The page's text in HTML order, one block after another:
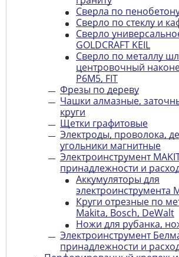
Сверла по
Сверло по стеклу и
Сверло
GOLDCRAFT KEIL
Сверло по металлу
центровочный
Р6М5, FIT
Фрезы по дереву
Чашки алмазные,
круги
Щетки графитовые
Электроды, проволока,
угольники магнитные
Электроинструмент
принадлежности и
Аккумуляторы для
электроинструмента
Круги отрезные по
Makita, Bosch, DeWalt
Ножи для рубанка,
Электроинструмент
принадлежности и